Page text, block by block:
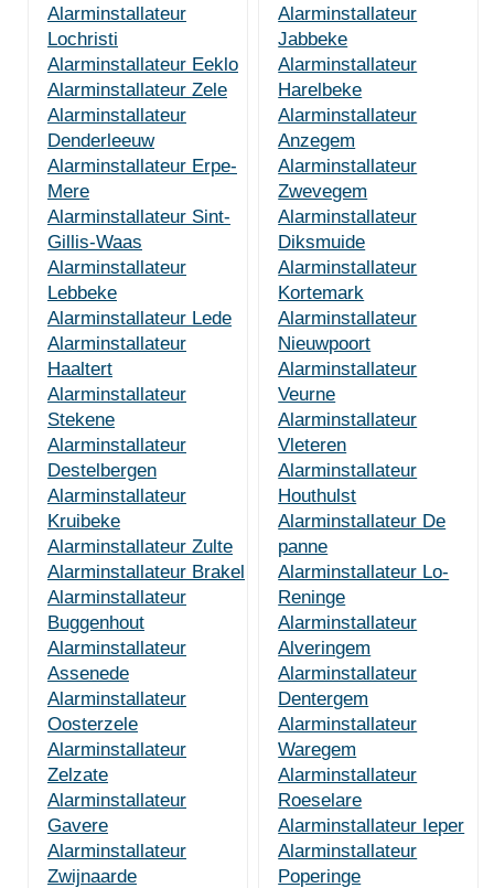
Alarminstallateur
Lochristi
Alarminstallateur Eeklo
Alarminstallateur Zele
Alarminstallateur
Denderleeuw
Alarminstallateur Erpe-
Mere
Alarminstallateur Sint-
Gillis-Waas
Alarminstallateur
Lebbeke
Alarminstallateur Lede
Alarminstallateur
Haaltert
Alarminstallateur
Stekene
Alarminstallateur
Destelbergen
Alarminstallateur
Kruibeke
Alarminstallateur Zulte
Alarminstallateur Brakel
Alarminstallateur
Buggenhout
Alarminstallateur
Assenede
Alarminstallateur
Oosterzele
Alarminstallateur
Zelzate
Alarminstallateur
Gavere
Alarminstallateur
Zwijnaarde
Alarminstallateur
Jabbeke
Alarminstallateur
Harelbeke
Alarminstallateur
Anzegem
Alarminstallateur
Zwevegem
Alarminstallateur
Diksmuide
Alarminstallateur
Kortemark
Alarminstallateur
Nieuwpoort
Alarminstallateur
Veurne
Alarminstallateur
Vleteren
Alarminstallateur
Houthulst
Alarminstallateur De
panne
Alarminstallateur Lo-
Reninge
Alarminstallateur
Alveringem
Alarminstallateur
Dentergem
Alarminstallateur
Waregem
Alarminstallateur
Roeselare
Alarminstallateur Ieper
Alarminstallateur
Poperinge